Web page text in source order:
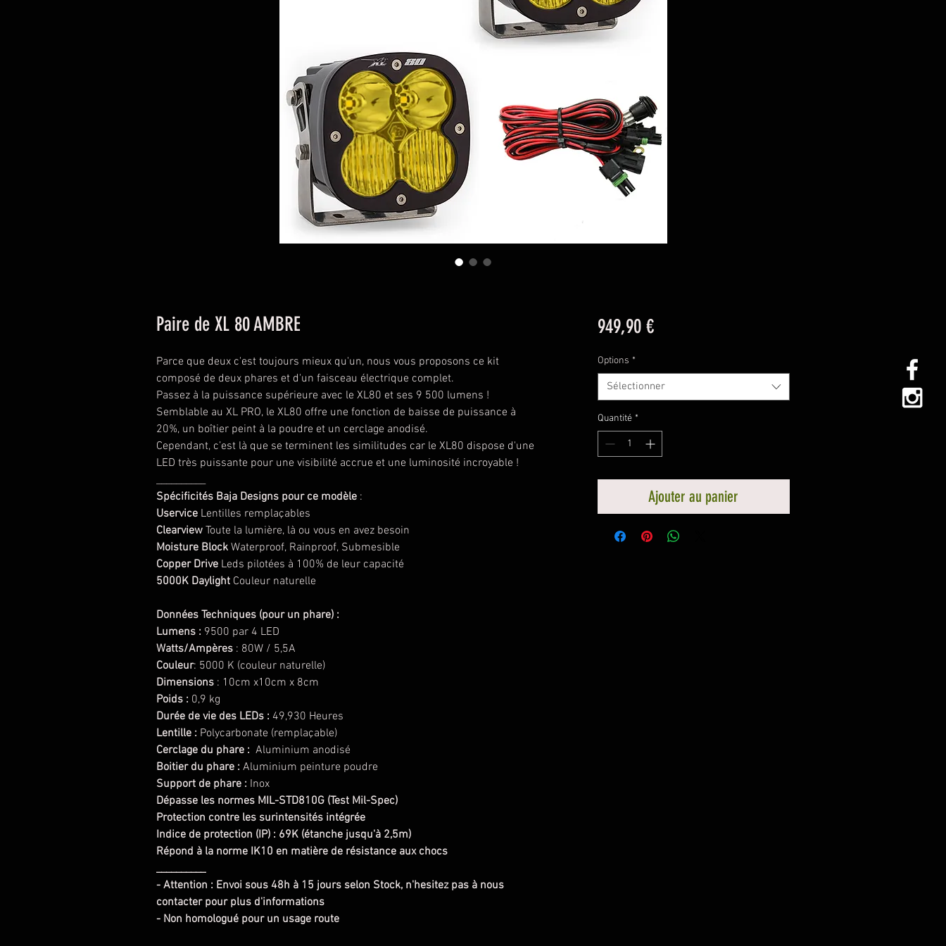
Paire de XL 80 AMBRE
Parce que deux c'est toujours mieux qu'un, nous vous proposons ce kit
composé de deux phares et d'un faisceau électrique complet.
Passez à la puissance supérieure avec le XL80 et ses 9 500 lumens !
Semblable au XL PRO, le XL80 offre une fonction de baisse de puissance à
20%, un boîtier peint à la poudre et un cerclage anodisé.
Cependant, c’est là que se terminent les similitudes car le XL80 dispose d'une
LED très puissante pour une visibilité accrue et une luminosité incroyable !
__________
Spécificités Baja Designs pour ce modèle :
Uservice Lentilles remplaçables
Clearview Toute la lumière, là ou vous en avez besoin
Moisture Block Waterproof, Rainproof, Submesible
Copper Drive Leds pilotées à 100% de leur capacité
5000K Daylight Couleur naturelle
Données Techniques (pour un phare) :
Lumens : 9500 par 4 LED
Watts/Ampères : 80W / 5,5A
Couleur: 5000 K (couleur naturelle)
Dimensions : 10cm x10cm x 8cm
Poids : 0,9 kg
Durée de vie des LEDs : 49,930 Heures
Lentille : Polycarbonate (remplaçable)
Cerclage du phare : Aluminium anodisé
Boitier du phare : Aluminium peinture poudre
Support de phare : Inox
Dépasse les normes MIL-STD810G (Test Mil-Spec)
Protection contre les surintensités intégrée
Indice de protection (IP) : 69K (étanche jusqu'à 2,5m)
Répond à la norme IK10 en matière de résistance aux chocs
__________
- Attention : Envoi sous 48h à 15 jours selon Stock, n'hesitez pas à nous
contacter pour plus d'informations
- Non homologué pour un usage route
949,90 €Prix
Options *
Sélectionner
Quantité *
Ajouter au panier